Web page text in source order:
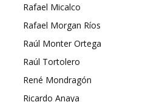
Rafael Micalco
Rafael Morgan Ríos
Raúl Monter Ortega
Raúl Tortolero
René Mondragón
Ricardo Anaya